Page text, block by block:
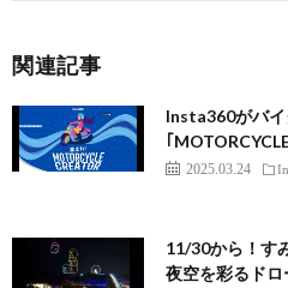
関連記事
Insta360がバ
｢
2025.03.24
11/30から！す
夜空を彩るド